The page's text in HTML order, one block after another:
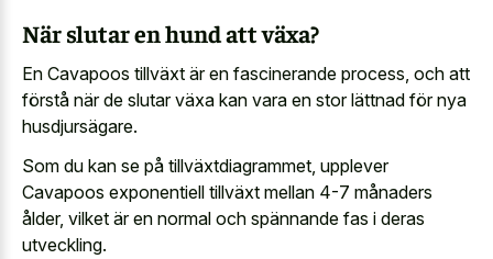
När slutar en hund att växa?
En Cavapoos tillväxt är en fascinerande process, och att
förstå när de slutar växa kan vara en stor lättnad för nya
husdjursägare.
Som du kan se på tillväxtdiagrammet, upplever
Cavapoos exponentiell tillväxt mellan 4-7 månaders
ålder, vilket är en normal och spännande fas i deras
utveckling.